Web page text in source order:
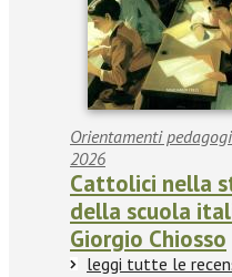
Orientamenti
2026
Cattolici nella
della scuola
Giorgio Chiosso
leggi tutte le